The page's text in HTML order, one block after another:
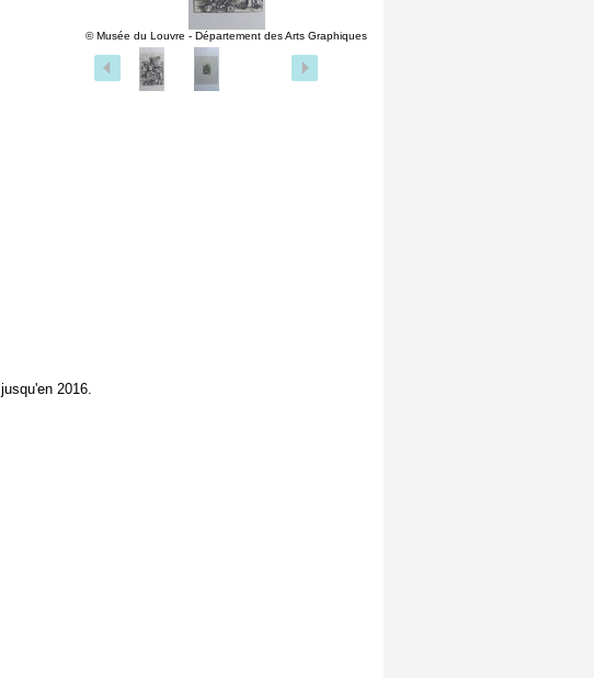
© Musée du Louvre - Département des Arts Graphiques
2016.